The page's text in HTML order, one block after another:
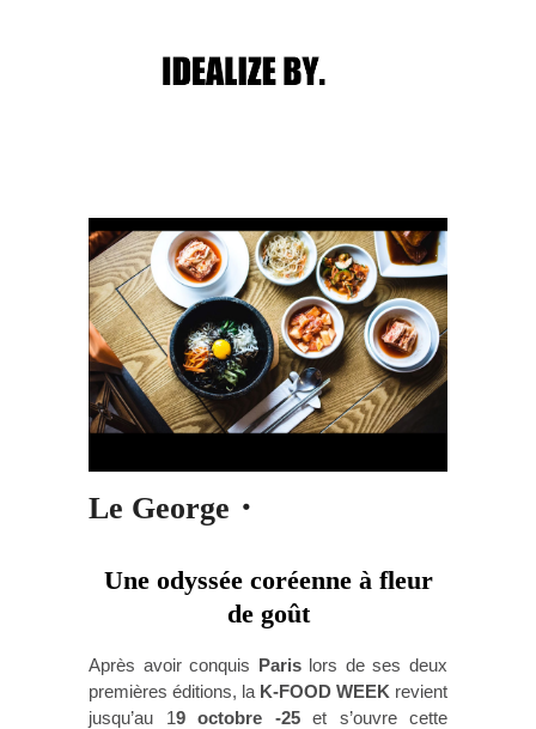
Post navigation
Le George・
Une odyssée coréenne à fleur
de goût
Après avoir conquis Parislors de ses deux
premières éditions, la K-FOOD WEEK revient
jusqu’au 19 octobre -25 et s’ouvre cette